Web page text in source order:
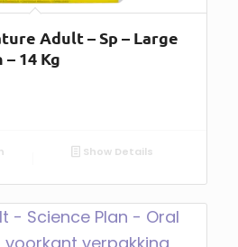
Adult – Sp – Large
14 Kg
Show Details